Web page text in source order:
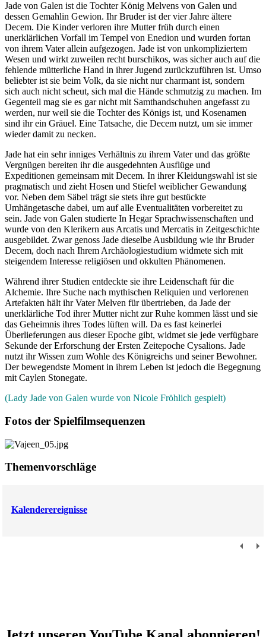
Jade von Galen ist die Tochter König Melvens von Galen und
dessen Gemahlin Gewion. Ihr Bruder ist der vier Jahre ältere
Decem. Die Kinder verloren ihre Mutter früh durch einen
unerklärlichen Vorfall im Tempel von Enedion und wurden fortan
von ihrem Vater allein aufgezogen. Jade ist von unkompliziertem
Wesen und wirkt zuweilen recht burschikos, was sicher auch auf die
fehlende mütterliche Hand in ihrer Jugend zurückzuführen ist. Umso
beliebter ist sie beim Volk, da sie nicht nur charmant ist, sondern
sich auch nicht scheut, sich mal die Hände schmutzig zu machen. Im
Gegenteil mag sie es gar nicht mit Samthandschuhen angefasst zu
werden, nur weil sie die Tochter des Königs ist, und Kosenamen
sind ihr ein Gräuel. Eine Tatsache, die Decem nutzt, um sie immer
wieder damit zu necken.
Jade hat ein sehr inniges Verhältnis zu ihrem Vater und das größte
Vergnügen bereiten ihr die ausgedehnten Ausflüge und
Expeditionen gemeinsam mit Decem. In ihrer Kleidungswahl ist sie
pragmatisch und zieht Hosen und Stiefel weiblicher Gewandung
vor. Neben dem Säbel trägt sie stets ihre gut bestückte
Umhängetasche dabei, um auf alle Eventualitäten vorbereitet zu
sein. Jade von Galen studierte In Hegar Sprachwissenschaften und
wurde von den Klerikern aus Arcatis und Mercatis in Zeitgeschichte
ausgebildet. Zwar genoss Jade dieselbe Ausbildung wie ihr Bruder
Decem, doch nach Ihrem Archäologiestudium widmete sich mit
steigendem Interesse religiösen und okkulten Phänomenen.
Während ihrer Studien entdeckte sie ihre Leidenschaft für die
Alchemie. Ihre Suche nach mythischen Reliquien und verlorenen
Artefakten hält ihr Vater Melven für übertrieben, da Jade der
unerklärliche Tod ihrer Mutter nicht zur Ruhe kommen lässt und sie
das Geheimnis ihres Todes lüften will. Da es fast keinerlei
Überlieferungen aus dieser Epoche gibt, widmet sie jede verfügbare
Sekunde der Erforschung der Ersten Zeitepoche Cysalions. Jade
nutzt ihr Wissen zum Wohle des Königreichs und seiner Bewohner.
Der bewegendste Moment in ihrem Leben ist jedoch die Begegnung
mit Caylen Stonegate.
(Lady Jade von Galen wurde von Nicole Fröhlich gespielt)
Fotos der Spielfilmsequenzen
Themenvorschläge
Kalenderereignisse